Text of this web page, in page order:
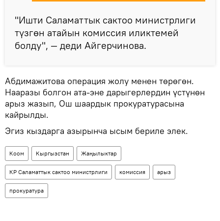
"Ишти Саламаттык сактоо министрлиги
түзгөн атайын комиссия иликтемей
болду", — деди Айгерчинова.
Абдимажитова операция жолу менен төрөгөн.
Нааразы болгон ата-эне дарыгерлердин үстүнөн
арыз жазып, Ош шаардык прокуратурасына
кайрылды.
Эгиз кыздарга азырынча ысым бериле элек.
Коом Кыргызстан Жаңылыктар
КР Саламаттык сактоо министрлиги комиссия арыз
прокуратура